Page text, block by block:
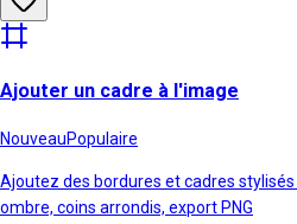
Ajouter un cadre à l'image
NouveauPopulaire
Ajoutez des bordures et cadres
ombre, coins arrondis, export PNG